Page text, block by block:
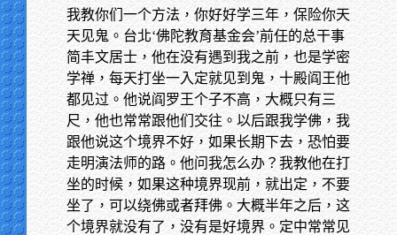
我教你们一个方法，你好好学三年，保险你天
天见鬼。台北‘佛陀教育基金会’前任的总干事
简丰文居士，他在没有遇到我之前，也是学密
学禅，每天打坐一入定就见到鬼，十殿阎王他
都见过。他说阎罗王个子不高，大概只有三
尺，他也常常跟他们交往。以后跟我学佛，我
跟他说这个境界不好，如果长期下去，恐怕要
走明演法师的路。他问我怎么办？我教他在打
坐的时候，如果这种境界现前，就出定，不要
坐了，可以绕佛或者拜佛。大概半年之后，这
个境界就没有了，没有是好境界。定中常常见